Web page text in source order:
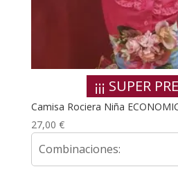
¡¡¡ SUPER
Camisa Rociera Niña
27,00 €
Combinaciones: